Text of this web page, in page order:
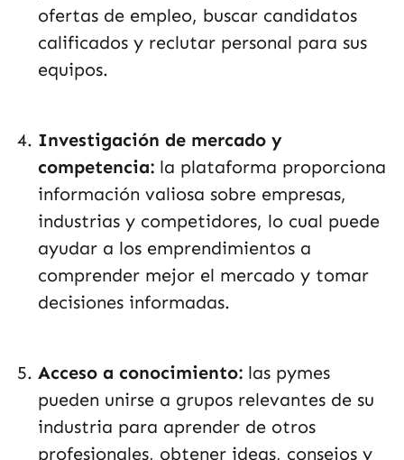
ofertas de empleo, buscar candidatos
calificados y reclutar personal para sus
equipos.
Investigación de mercado y
competencia: la plataforma proporciona
información valiosa sobre empresas,
industrias y competidores, lo cual puede
ayudar a los emprendimientos a
comprender mejor el mercado y tomar
decisiones informadas.
Acceso a conocimiento: las pymes
pueden unirse a grupos relevantes de su
industria para aprender de otros
profesionales, obtener ideas, consejos y